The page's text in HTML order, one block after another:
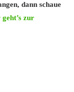
dann schaue
zur